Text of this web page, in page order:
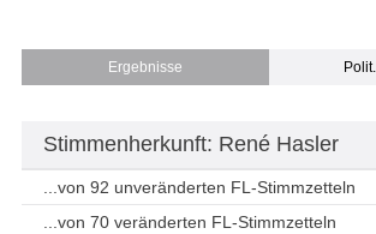
Ergebnisse
Stimmenherkunft: René Hasler
...von 92 unveränderten FL-Stimmzetteln
...von 70 veränderten FL-Stimmzetteln